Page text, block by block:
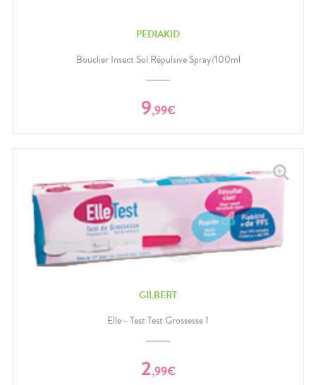
PEDIAKID
Bouclier Insect Sol Répulsive Spray/100ml
9,99€
GILBERT
Elle - Test Test Grossesse 1
2,99€